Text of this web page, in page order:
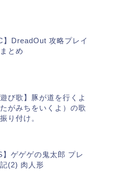
】DreadOut 攻略プレイ
とめ
遊び歌】豚が道を行くよ
たがみちをいくよ）の歌
り付け。
】ゲゲゲの鬼太郎 プレ
(2) 肉人形